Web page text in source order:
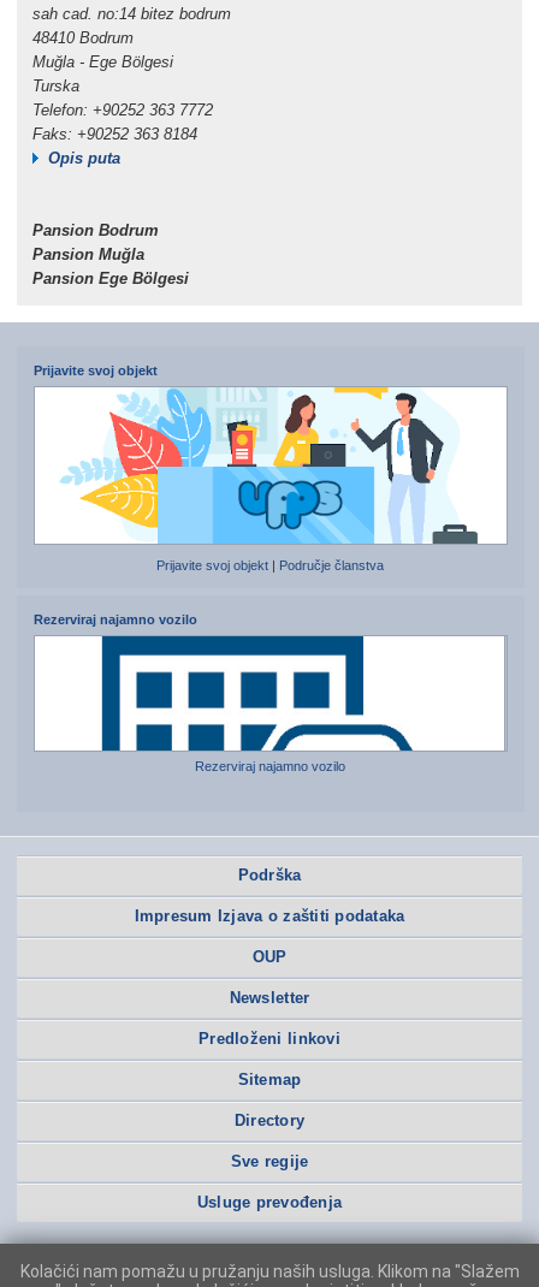
sah cad. no:14 bitez bodrum
48410 Bodrum
Muğla - Ege Bölgesi
Turska
Telefon: +90252 363 7772
Faks: +90252 363 8184
Opis puta
Pansion Bodrum
Pansion Muğla
Pansion Ege Bölgesi
Prijavite svoj objekt
Prijavite svoj objekt Područje članstva
Rezerviraj najamno vozilo
Rezerviraj najamno vozilo
Podrška
Impresum Izjava o zaštiti podataka
OUP
Newsletter
Predloženi linkovi
Sitemap
Directory
Sve regije
Usluge prevođenja
Kolačići nam pomažu u pružanju naših usluga. Klikom na "Slažem